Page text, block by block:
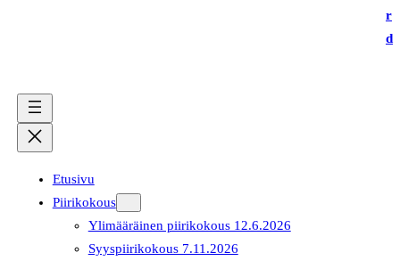
r
d
Etusivu
Piirikokous
Ylimääräinen piirikokous 12.6.2026
Syyspiirikokous 7.11.2026